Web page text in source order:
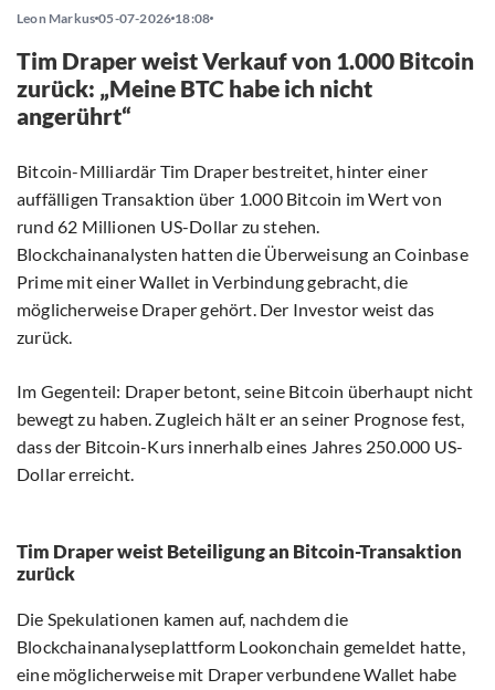
Leon Markus 05-07-2026 18:08
Tim Draper weist Verkauf von 1.000 Bitcoin
zurück: „Meine BTC habe ich nicht
angerührt“
Bitcoin-Milliardär Tim Draper bestreitet, hinter einer
auffälligen Transaktion über 1.000 Bitcoin im Wert von
rund 62 Millionen US-Dollar zu stehen.
Blockchainanalysten hatten die Überweisung an Coinbase
Prime mit einer Wallet in Verbindung gebracht, die
möglicherweise Draper gehört. Der Investor weist das
zurück.
Im Gegenteil: Draper betont, seine Bitcoin überhaupt nicht
bewegt zu haben. Zugleich hält er an seiner Prognose fest,
dass der Bitcoin-Kurs innerhalb eines Jahres 250.000 US-
Dollar erreicht.
Tim Draper weist Beteiligung an Bitcoin-Transaktion
zurück
Die Spekulationen kamen auf, nachdem die
Blockchainanalyseplattform Lookonchain gemeldet hatte,
eine möglicherweise mit Draper verbundene Wallet habe